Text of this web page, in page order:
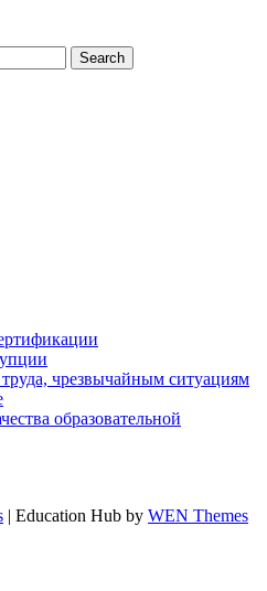
чрезвычайным ситуациям
образовательной
| Education Hub by WEN Themes